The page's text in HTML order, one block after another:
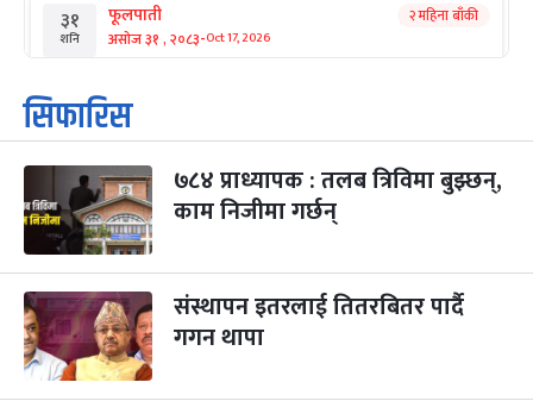
३१
शनि
फूलपाती
असोज ३१ , २०८३-Oct 17, 2026
२ महिना बाँकी
१
आइत
कार्तिक सङ्क्रान्ति
कार्तिक १, २०८३
३
मंगल
महानवमी
कार्तिक ३, २०८३-Oct 20, 2026
२ महिना बाँकी
४
बुध कार्तिक ४, २०८३
५
बिहि
पापा‌ङ्कुशा एकादशी व्रत
कार्तिक ५, २०८३
सिफारिस
७८४ प्राध्यापक : तलब त्रिविमा बुझ्छन्,
काम निजीमा गर्छन्
संस्थापन इतरलाई तितरबितर पार्दै
गगन थापा